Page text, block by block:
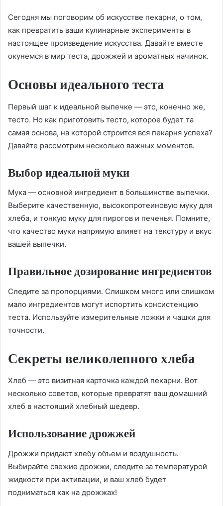
Сегодня мы поговорим об искусстве пекарни, о том,
как превратить ваши кулинарные эксперименты в
настоящее произведение искусства. Давайте вместе
окунемся в мир теста, дрожжей и ароматных начинок.
Основы идеального теста
Первый шаг к идеальной выпечке — это, конечно же,
тесто. Но как приготовить тесто, которое будет та
самая основа, на которой строится вся пекарня успеха?
Давайте рассмотрим несколько важных моментов.
Выбор идеальной муки
Мука — основной ингредиент в большинстве выпечки.
Выберите качественную, высокопротеиновую муку для
хлеба, и тонкую муку для пирогов и печенья. Помните,
что качество муки напрямую влияет на текстуру и вкус
вашей выпечки.
Правильное дозирование ингредиентов
Следите за пропорциями. Слишком много или слишком
мало ингредиентов могут испортить консистенцию
теста. Используйте измерительные ложки и чашки для
точности.
Секреты великолепного хлеба
Хлеб — это визитная карточка каждой пекарни. Вот
несколько советов, которые превратят ваш домашний
хлеб в настоящий хлебный шедевр.
Использование дрожжей
Дрожжи придают хлебу объем и воздушность.
Выбирайте свежие дрожжи, следите за температурой
жидкости при активации, и ваш хлеб будет
подниматься как на дрожжах!